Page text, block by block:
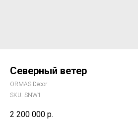
Северный ветер
ORMAS Decor
SKU: SNW1
2 200 000 р.